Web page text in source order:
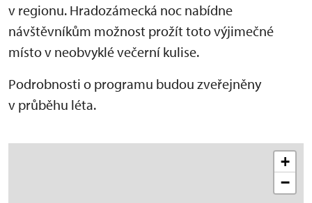
v regionu. Hradozámecká noc nabídne
návštěvníkům možnost prožít toto výjimečné
místo v neobvyklé večerní kulise.
Podrobnosti o programu budou zveřejněny
v průběhu léta.
+
−